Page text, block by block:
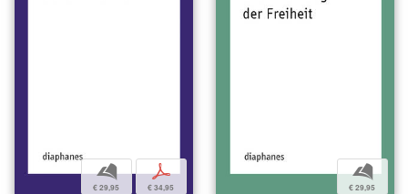
b
€ 29,95
p
€ 34,95
b
€ 29,95